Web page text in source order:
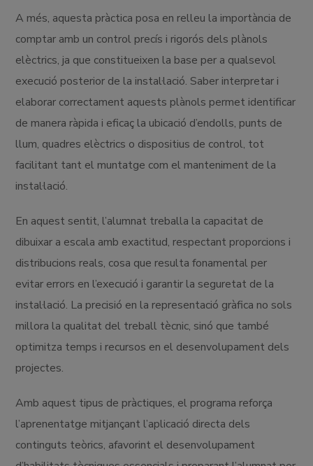
A més, aquesta pràctica posa en relleu la importància de
comptar amb un control precís i rigorós dels plànols
elèctrics, ja que constitueixen la base per a qualsevol
execució posterior de la instal·lació. Saber interpretar i
elaborar correctament aquests plànols permet identificar
de manera ràpida i eficaç la ubicació d’endolls, punts de
llum, quadres elèctrics o dispositius de control, tot
facilitant tant el muntatge com el manteniment de la
instal·lació.
En aquest sentit, l’alumnat treballa la capacitat de
dibuixar a escala amb exactitud, respectant proporcions i
distribucions reals, cosa que resulta fonamental per
evitar errors en l’execució i garantir la seguretat de la
instal·lació. La precisió en la representació gràfica no sols
millora la qualitat del treball tècnic, sinó que també
optimitza temps i recursos en el desenvolupament dels
projectes.
Amb aquest tipus de pràctiques, el programa reforça
l’aprenentatge mitjançant l’aplicació directa dels
continguts teòrics, afavorint el desenvolupament